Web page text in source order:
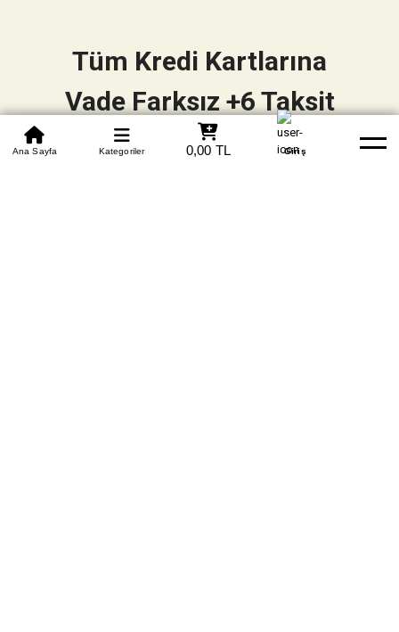
0850 305 09 70
Beden Tablosu Banka Hesapları Whatsapp Yardım
Ana Sayfa Kategoriler 0,00 TL Giriş
Tüm Kredi Kartlarına
Vade Farksız +6 Taksit